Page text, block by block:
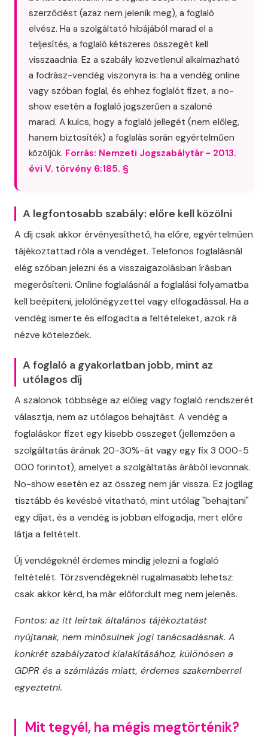
szerződést (azaz nem jelenik meg), a foglaló
elvész. Ha a szolgáltató hibájából marad el a
teljesítés, a foglaló kétszeres összegét kell
visszaadnia. Ez a szabály közvetlenül alkalmazható
a fodrász-vendég viszonyra is: ha a vendég online
vagy szóban foglal, és ehhez foglalót fizet, a no-
show esetén a foglaló jogszerűen a szaloné
marad. A kulcs, hogy a foglaló jellegét (nem előleg,
hanem biztosíték) a foglalás során egyértelműen
közöljük. Forrás: Nemzeti Jogszabálytár - 2013.
évi V. törvény 6:185. §
A legfontosabb szabály: előre kell közölni
A díj csak akkor érvényesíthető, ha előre, egyértelműen
tájékoztattad róla a vendéget. Telefonos foglalásnál
elég szóban jelezni és a visszaigazolásban írásban
megerősíteni. Online foglalásnál a foglalási folyamatba
kell beépíteni, jelölőnégyzettel vagy elfogadással. Ha a
vendég ismerte és elfogadta a feltételeket, azok rá
nézve kötelezőek.
A foglaló a gyakorlatban jobb, mint az
utólagos díj
A szalonok többsége az előleg vagy foglaló rendszerét
választja, nem az utólagos behajtást. A vendég a
foglaláskor fizet egy kisebb összeget (jellemzően a
szolgáltatás árának 20-30%-át vagy egy fix 3 000-5
000 forintot), amelyet a szolgáltatás árából levonnak.
No-show esetén ez az összeg nem jár vissza. Ez jogilag
tisztább és kevésbé vitatható, mint utólag "behajtani"
egy díjat, és a vendég is jobban elfogadja, mert előre
látja a feltételt.
Új vendégeknél érdemes mindig jelezni a foglaló
feltételét. Törzsvendégeknél rugalmasabb lehetsz:
csak akkor kérd, ha már előfordult meg nem jelenés.
Fontos: az itt leírtak általános tájékoztatást
nyújtanak, nem minősülnek jogi tanácsadásnak. A
konkrét szabályzatod kialakításához, különösen a
GDPR és a számlázás miatt, érdemes szakemberrel
egyeztetni.
Mit tegyél, ha mégis megtörténik?